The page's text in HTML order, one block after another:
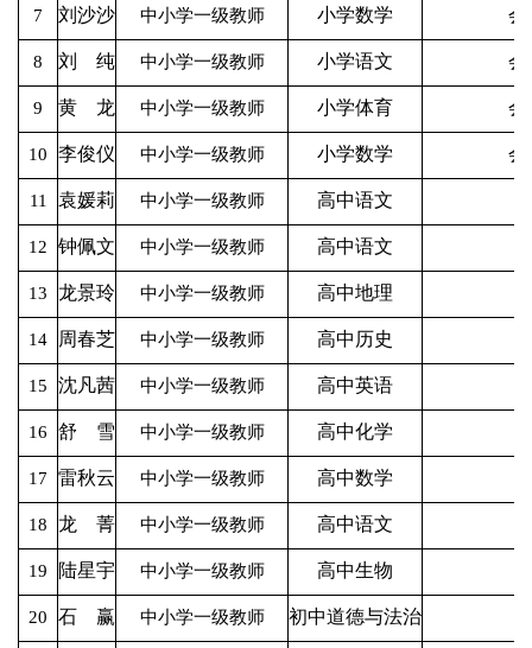
7 刘沙沙 中小学一级教师 小学数学 会
8 刘 纯 中小学一级教师 小学语文 会
9 黄 龙 中小学一级教师 小学体育 会
10 李俊仪 中小学一级教师 小学数学 会
11 袁媛莉 中小学一级教师 高中语文
12 钟佩文 中小学一级教师 高中语文
13 龙景玲 中小学一级教师 高中地理
14 周春芝 中小学一级教师 高中历史
15 沈凡茜 中小学一级教师 高中英语
16 舒 雪 中小学一级教师 高中化学
17 雷秋云 中小学一级教师 高中数学
18 龙 菁 中小学一级教师 高中语文
19 陆星宇 中小学一级教师 高中生物
20 石 赢 中小学一级教师 初中道德与法治